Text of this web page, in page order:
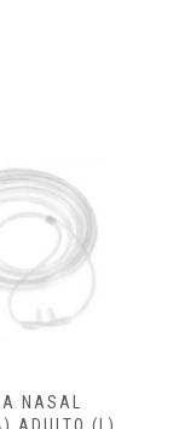
NASAL
ADULTO (L)